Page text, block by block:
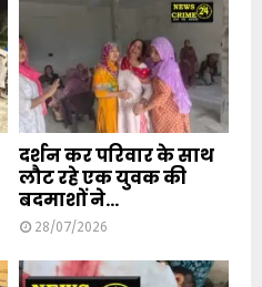
दर्शन कर परिवार के साथ
लौट रहे एक युवक की
बदमाशों ने...
28/07/2026